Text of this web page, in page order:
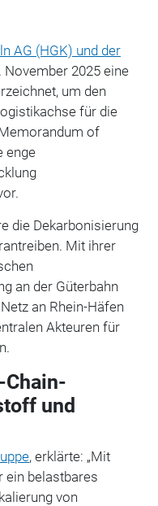
AG (HGK) und der
November 2025 eine
um den
für die
of
enge
die Dekarbonisierung
Mit ihrer
an der Güterbahn
an Rhein-Häfen
Akteuren für
Chain-
und
, erklärte: „Mit
ein belastbares
von